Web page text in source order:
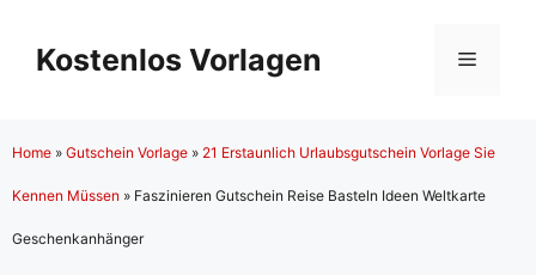
Inhalt
springen
Kostenlos Vorlagen Menü
Home » Gutschein Vorlage » 21 Erstaunlich Urlaubsgutschein Vorlage Sie
Kennen Müssen » Faszinieren Gutschein Reise Basteln Ideen Weltkarte
Geschenkanhänger